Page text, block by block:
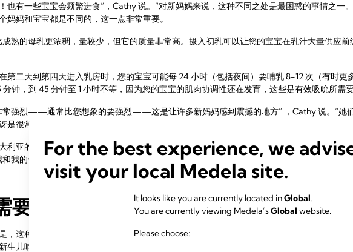
也有一些宝宝会频繁进食”，Cathy 说。“对新妈妈来说，这种不同之处是最困惑的事情之一
妈妈和宝宝都是不同的，这一点非常重要。
成熟的母乳更浓稠，量较少，但它的质量非常高。摄入初乳可以让您的宝宝在乳汁大量供应
第二天到第四天进入乳房时，您的宝宝可能每 24 小时（包括夜间）要哺乳 8-12 次（有时更
分钟，到 45 分钟至 1 小时不等，因为您的宝宝的肌肉协调性还在发育，这些是有效吸吮所需要
常强烈——通常比您想象的要强烈——这是让许多新妈妈感到震撼的地方” ，Cathy 说。“她们
是很常见的。”
利亚的一个孩子的妈妈 Camilla 有这样的经历： “第一周，Frankie 在白天和夜晚每隔两小时
我的伴侣都疲惫不堪！”
要新生儿哺喂时间表吗？
，这种频繁哺喂有助于启动和建立您的乳汁供应。
因此，您哺喂宝宝的次数越多，分泌的
生儿哺喂时间表的事情，因为这样可能会减少吃奶的机会。一旦宝宝表现出饥饿迹象，您就
For the best experience, we
visit your local Medela site.
It looks like you are currently located inGlobal.
You are currently viewing Medela’sGlobal website.
Please choose: